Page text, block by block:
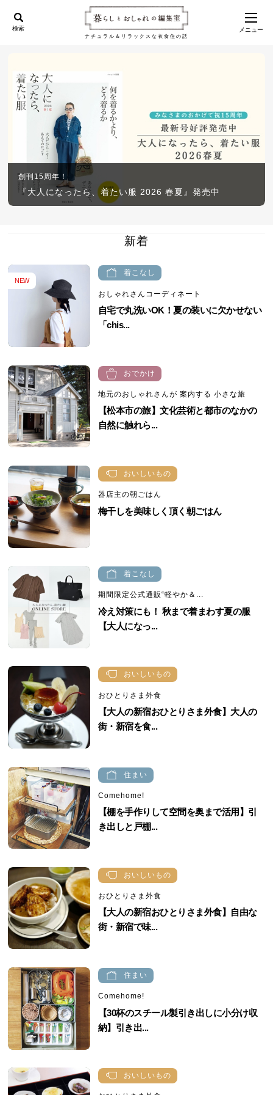
ナチュラル＆リラックスな衣食住の話
検索 メニュー
創刊15周年！
『大人になったら、着たい服 2026 春夏』発売中
新着
NEW
着こなし
おしゃれさんコーディネート
自宅で丸洗いOK！夏の装いに欠かせない
「chis...
おでかけ
地元のおしゃれさんが 案内する 小さな旅
【松本市の旅】文化芸術と都市のなかの
自然に触れら...
おいしいもの
器店主の朝ごはん
梅干しを美味しく頂く朝ごはん
着こなし
期間限定公式通販“軽やか＆...
冷え対策にも！ 秋まで着まわす夏の服
【大人になっ...
おいしいもの
おひとりさま外食
【大人の新宿おひとりさま外食】大人の
街・新宿を食...
住まい
Comehome!
【棚を手作りして空間を奥まで活用】引
き出しと戸棚...
おいしいもの
おひとりさま外食
【大人の新宿おひとりさま外食】自由な
街・新宿で味...
住まい
Comehome!
【30杯のスチール製引き出しに小分け収
納】引き出...
おいしいもの